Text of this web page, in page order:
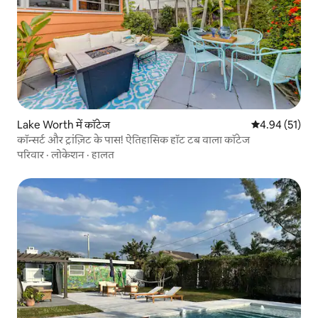
Lake Worth में कॉटेज औसत रेटिंग 5 में
4.94 (51)
कॉन्सर्ट और ट्रांज़िट के पास! ऐतिहासिक हॉट टब वाला कॉटेज
परिवार ·लोकेशन ·हालत